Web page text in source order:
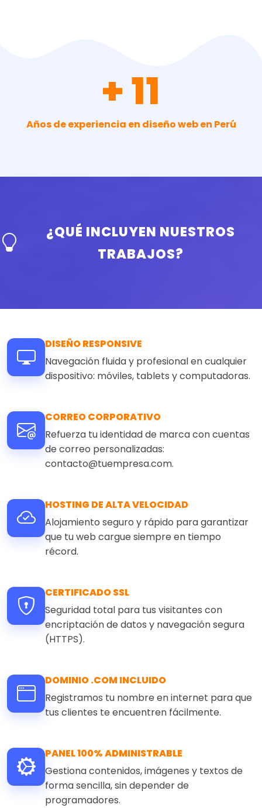
+ 11
Años de experiencia en diseño web en Perú
¿QUÉ INCLUYEN NUESTROS
TRABAJOS?
DISEÑO RESPONSIVE
Navegación fluida y profesional en cualquier
dispositivo: móviles, tablets y computadoras.
CORREO CORPORATIVO
Refuerza tu identidad de marca con cuentas
de correo personalizadas:
contacto@tuempresa.com.
HOSTING DE ALTA VELOCIDAD
Alojamiento seguro y rápido para garantizar
que tu web cargue siempre en tiempo
récord.
CERTIFICADO SSL
Seguridad total para tus visitantes con
encriptación de datos y navegación segura
(HTTPS).
DOMINIO .COM INCLUIDO
Registramos tu nombre en internet para que
tus clientes te encuentren fácilmente.
PANEL 100% ADMINISTRABLE
Gestiona contenidos, imágenes y textos de
forma sencilla, sin depender de
programadores.